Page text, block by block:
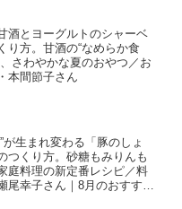
酒とヨーグルトのシャーベ
り方。甘酒の“なめらか食
さわやかな夏のおやつ／お
本間節子さん
が生まれ変わる「豚のしょ
つくり方。砂糖もみりんも
庭料理の新定番レシピ／料
尾幸子さん｜8月のおすすめ